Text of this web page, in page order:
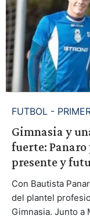
FUTBOL -
Gimnasia y
fuerte:
presente y
Con Bautista
del plantel
Gimnasia. Junto a